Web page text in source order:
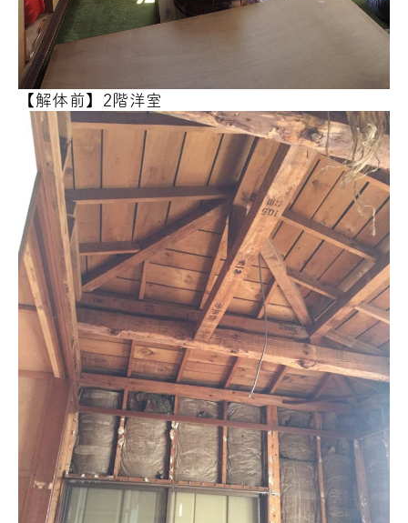
【解体前】2階洋室